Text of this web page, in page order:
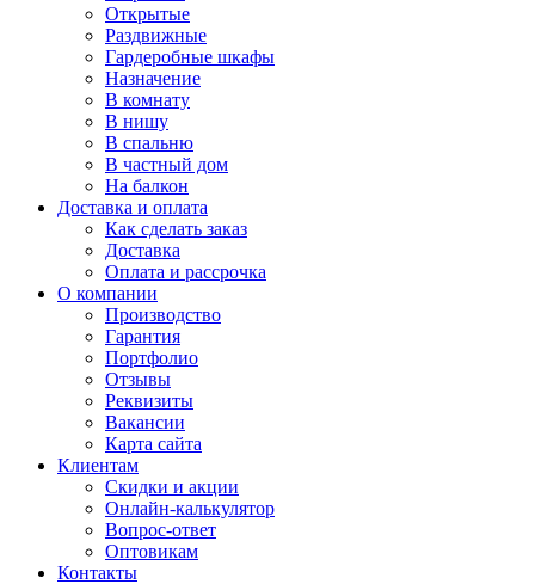
Открытые
Раздвижные
Гардеробные шкафы
Назначение
В комнату
В нишу
В спальню
В частный дом
На балкон
Доставка и оплата
Как сделать заказ
Доставка
Оплата и рассрочка
О компании
Производство
Гарантия
Портфолио
Отзывы
Реквизиты
Вакансии
Карта сайта
Клиентам
Скидки и акции
Онлайн-калькулятор
Вопрос-ответ
Оптовикам
Контакты